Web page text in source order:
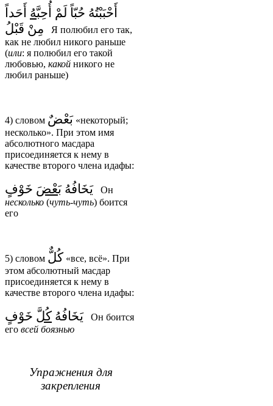
أَحْبَبْتُهُ حُبّاً لَمْ أُحِبَّهُ أَحَداً
مِنْ قَبْلُ Я полюбил его так,
как не любил никого раньше
(или: я полюбил его такой
любовью, какой никого не
любил раньше)
4) словом بَعْضٌ «некоторый;
несколько». При этом имя
абсолютного масдара
присоединяется к нему в
качестве второго члена идафы:
يَخَافُهُبَعْضَ خَوْفٍ
Он
несколько (чуть-чуть) боится
его
5) словом كُلٌّ «все, всё». При
этом абсолютный масдар
присоединяется к нему в
качестве второго члена идафы:
يَخَافُهُ كُلَّ خَوْفٍ
Он боится
его всей боязнью
Упражнения для
закрепления